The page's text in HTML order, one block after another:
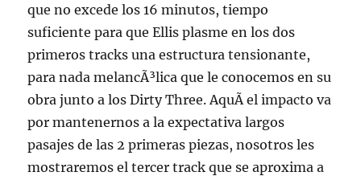
que no excede los 16 minutos, tiempo
suficiente para que Ellis plasme en los dos
primeros tracks una estructura tensionante,
para nada melancÃ³lica que le conocemos en su
obra junto a los Dirty Three. AquÃ­ el impacto va
por mantenernos a la expectativa largos
pasajes de las 2 primeras piezas, nosotros les
mostraremos el tercer track que se aproxima a